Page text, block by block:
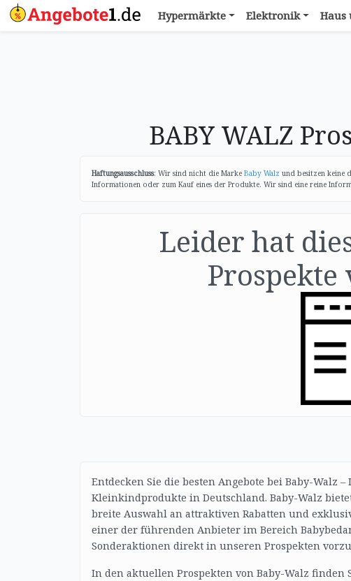
Hypermärkte Elektronik Haus
BABY WALZ
Haftungsausschluss: Wir sind nicht die Marke Baby Walz und besitzen keine
Informationen oder zum Kauf eines der Produkte. Wir sind eine reine
Leider hat
Entdecken Sie die besten Angebote bei Baby-Walz
Kleinkindprodukte in Deutschland. Baby-Walz
breite Auswahl an attraktiven Rabatten und
einer der führenden Anbieter im Bereich
Sonderaktionen direkt in unseren Prospekten
In den aktuellen Prospekten von Baby-Walz